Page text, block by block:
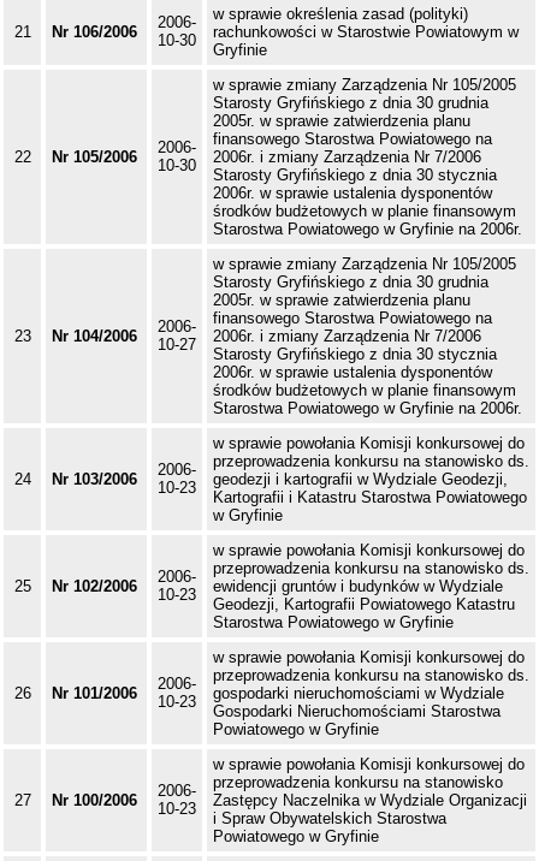
21 Nr 106/2006
2006-
10-30
w sprawie określenia zasad (polityki)
rachunkowości w Starostwie Powiatowym w
Gryfinie
22 Nr 105/2006
2006-
10-30
w sprawie zmiany Zarządzenia Nr 105/2005
Starosty Gryfińskiego z dnia 30 grudnia
2005r. w sprawie zatwierdzenia planu
finansowego Starostwa Powiatowego na
2006r. i zmiany Zarządzenia Nr 7/2006
Starosty Gryfińskiego z dnia 30 stycznia
2006r. w sprawie ustalenia dysponentów
środków budżetowych w planie finansowym
Starostwa Powiatowego w Gryfinie na 2006r.
23 Nr 104/2006
2006-
10-27
w sprawie zmiany Zarządzenia Nr 105/2005
Starosty Gryfińskiego z dnia 30 grudnia
2005r. w sprawie zatwierdzenia planu
finansowego Starostwa Powiatowego na
2006r. i zmiany Zarządzenia Nr 7/2006
Starosty Gryfińskiego z dnia 30 stycznia
2006r. w sprawie ustalenia dysponentów
środków budżetowych w planie finansowym
Starostwa Powiatowego w Gryfinie na 2006r.
24 Nr 103/2006
2006-
10-23
w sprawie powołania Komisji konkursowej do
przeprowadzenia konkursu na stanowisko ds.
geodezji i kartografii w Wydziale Geodezji,
Kartografii i Katastru Starostwa Powiatowego
w Gryfinie
25 Nr 102/2006
2006-
10-23
w sprawie powołania Komisji konkursowej do
przeprowadzenia konkursu na stanowisko ds.
ewidencji gruntów i budynków w Wydziale
Geodezji, Kartografii Powiatowego Katastru
Starostwa Powiatowego w Gryfinie
26 Nr 101/2006
2006-
10-23
w sprawie powołania Komisji konkursowej do
przeprowadzenia konkursu na stanowisko ds.
gospodarki nieruchomościami w Wydziale
Gospodarki Nieruchomościami Starostwa
Powiatowego w Gryfinie
27 Nr 100/2006
2006-
10-23
w sprawie powołania Komisji konkursowej do
przeprowadzenia konkursu na stanowisko
Zastępcy Naczelnika w Wydziale Organizacji
i Spraw Obywatelskich Starostwa
Powiatowego w Gryfinie